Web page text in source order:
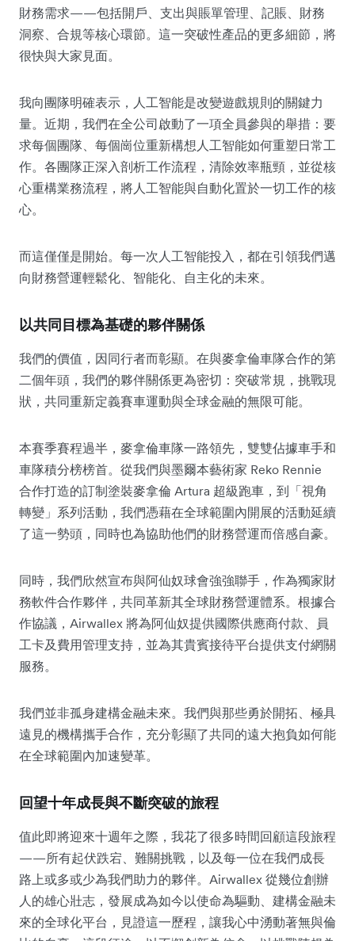
財務需求——包括開戶、支出與賬單管理、記賬、財務
洞察、合規等核心環節。這一突破性產品的更多細節，將
很快與大家見面。
我向團隊明確表示，人工智能是改變遊戲規則的關鍵力
量。近期，我們在全公司啟動了一項全員參與的舉措：要
求每個團隊、每個崗位重新構想人工智能如何重塑日常工
作。各團隊正深入剖析工作流程，清除效率瓶頸，並從核
心重構業務流程，將人工智能與自動化置於一切工作的核
心。
而這僅僅是開始。每一次人工智能投入，都在引領我們邁
向財務營運輕鬆化、智能化、自主化的未來。
以共同目標為基礎的夥伴關係
我們的價值，因同行者而彰顯。在與麥拿倫車隊合作的第
二個年頭，我們的夥伴關係更為密切：突破常規，挑戰現
狀，共同重新定義賽車運動與全球金融的無限可能。
本賽季賽程過半，麥拿倫車隊一路領先，雙雙佔據車手和
車隊積分榜榜首。從我們與墨爾本藝術家 Reko Rennie
合作打造的訂制塗裝麥拿倫 Artura 超級跑車，到「視角
轉變」系列活動，我們憑藉在全球範圍內開展的活動延續
了這一勢頭，同時也為協助他們的財務營運而倍感自豪。
同時，我們欣然宣布與阿仙奴球會強強聯手，作為獨家財
務軟件合作夥伴，共同革新其全球財務營運體系。根據合
作協議，Airwallex 將為阿仙奴提供國際供應商付款、員
工卡及費用管理支持，並為其貴賓接待平台提供支付網關
服務。
我們並非孤身建構金融未來。我們與那些勇於開拓、極具
遠見的機構攜手合作，充分彰顯了共同的遠大抱負如何能
在全球範圍內加速變革。
回望十年成長與不斷突破的旅程
值此即將迎來十週年之際，我花了很多時間回顧這段旅程
——所有起伏跌宕、難關挑戰，以及每一位在我們成長
路上或多或少為我們助力的夥伴。Airwallex 從幾位創辦
人的雄心壯志，發展成為如今以使命為驅動、建構金融未
來的全球化平台，見證這一歷程，讓我心中湧動著無與倫